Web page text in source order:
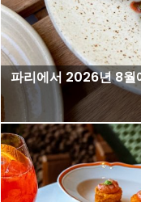
파리에서 2026년 8월